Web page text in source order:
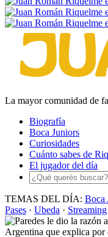
La mayor comunidad de
Biografía
Boca Juniors
Curiosidades
Cuánto sabes de
El jugador del día
TEMAS DEL DÍA: Boca
Pases · Ubeda · Streaming